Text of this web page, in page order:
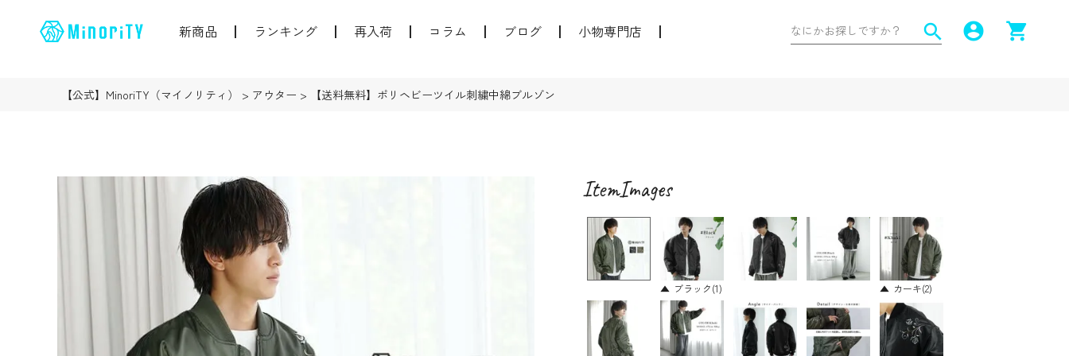
新商品 ランキング 再入荷 コラム ブログ 小物専門店 search account_circle shopping_cart
【公式】MinoriTY（マイノリティ） アウター 【送料無料】ポリヘビーツイル刺繍中綿ブルゾン
ブラック(1) カーキ(2)